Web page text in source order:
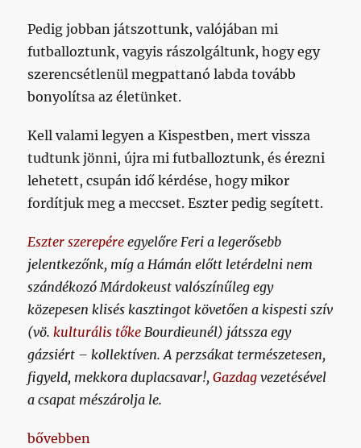
Pedig jobban játszottunk, valójában mi
futballoztunk, vagyis rászolgáltunk, hogy egy
szerencsétlenül megpattanó labda tovább
bonyolítsa az életünket.
Kell valami legyen a Kispestben, mert vissza
tudtunk jönni, újra mi futballoztunk, és érezni
lehetett, csupán idő kérdése, hogy mikor
fordítjuk meg a meccset. Eszter pedig segített.
Eszter szerepére egyelőre Feri a legerősebb
jelentkezőnk, míg a Hámán előtt letérdelni nem
szándékozó Márdokeust valószínűleg egy
közepesen klisés kasztingot követően a kispesti szív
(vö.kulturális tőke Bourdieunél) játssza egy
gázsiért – kollektíven. A perzsákat természetesen,
figyeld, mekkora duplacsavar!,Gazdag vezetésével
a csapat mészárolja le.
„Apropos, tudja valaki, hogy hol volt ez a
bővebben